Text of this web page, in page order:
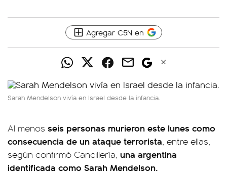
Agregar C5N en
Sarah Mendelson vivía en Israel desde la infancia.
Al menos seis personas murieron este lunes como
consecuencia de un ataque terrorista, entre ellas,
según confirmó Cancillería, una argentina
identificada como Sarah Mendelson.